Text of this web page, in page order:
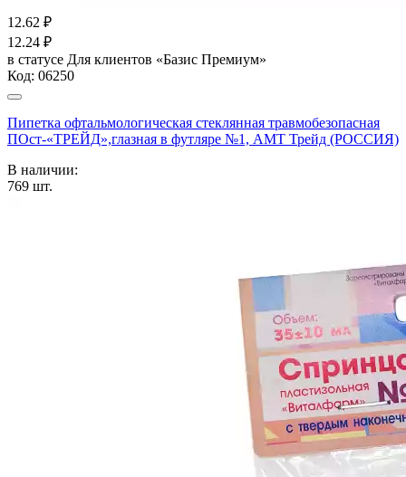
12.62 ₽
12.24 ₽
в статусе Для клиентов «Базис Премиум»
Код: 06250
Пипетка офтальмологическая стеклянная травмобезопасная
ПОст-«ТРЕЙД»,глазная в футляре №1, АМТ Трейд (РОССИЯ)
В наличии:
769 шт.